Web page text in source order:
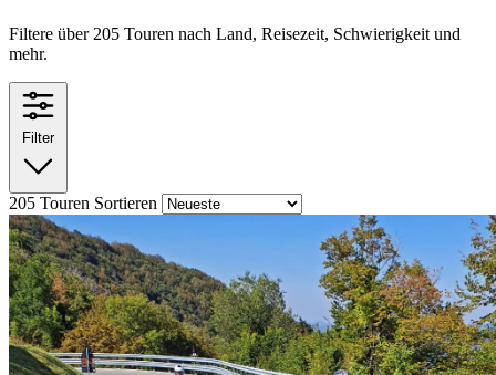
Filtere über 205 Touren nach Land, Reisezeit, Schwierigkeit und
mehr.
Filter
205 Touren Sortieren